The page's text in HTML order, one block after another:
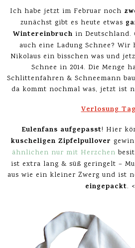
Ich habe jetzt im Februar noch
zunächst gibt es heute etwas
Wintereinbruch in Deutschland.
auch eine Ladung Schnee?
Nikolaus ein bisschen was und
Schnee in 2014. Die Menge
Schlittenfahren & Schneemann
da kommt nochmal was, jetzt ist
Verlosung
Eulenfans aufgepasst! Hier
kuscheligen Zipfelpullover
ähnlichen nur mit Herzchen
ist extra lang & süß geringelt –
aus wie ein kleiner Zwerg und ist
eingepackt.